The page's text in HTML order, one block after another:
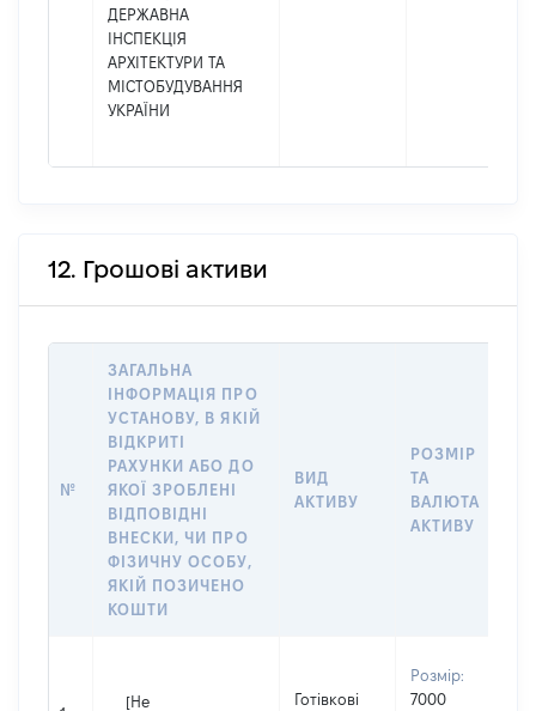
ДЕРЖАВНА
ІНСПЕКЦІЯ
АРХІТЕКТУРИ ТА
МІСТОБУДУВАННЯ
УКРАЇНИ
12. Грошові активи
№
ЗАГАЛЬНА
ІНФОРМАЦІЯ ПРО
УСТАНОВУ, В ЯКІЙ
ВІДКРИТІ
РАХУНКИ АБО ДО
ЯКОЇ ЗРОБЛЕНІ
ВІДПОВІДНІ
ВНЕСКИ, ЧИ ПРО
ФІЗИЧНУ ОСОБУ,
ЯКІЙ ПОЗИЧЕНО
КОШТИ
ВИД
АКТИВУ
РОЗМІР
ТА
ВАЛЮТА
АКТИВУ
[Не
Готівкові
Розмір:
7000